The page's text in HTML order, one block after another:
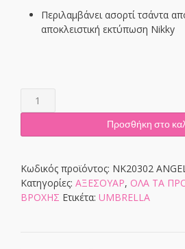
Περιλαμβάνει ασορτί τσάντα
αποκλειστική εκτύπωση Nikky
NK20302
ANGEL
ABOVE
Προσθήκη στο
Κωδικός προϊόντος: NK20302
Κατηγορίες: ΑΞΕΣΟΥΑΡ, ΟΛΑ ΤΑ
ΒΡΟΧΗΣ Ετικέτα: UMBRELLA